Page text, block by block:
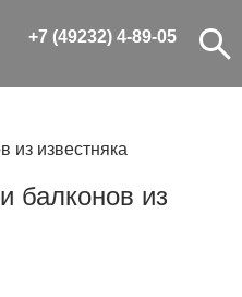
+7 (49232) 4-89-05
из известняка
балконов из